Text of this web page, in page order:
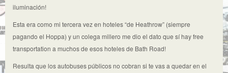
iluminación!
Esta era como mi tercera vez en hoteles “de Heathrow” (siempre
pagando el Hoppa) y un colega millero me dio el dato que sí hay free
transportation a muchos de esos hoteles de Bath Road!
Resulta que los autobuses públicos no cobran si te vas a quedar en el